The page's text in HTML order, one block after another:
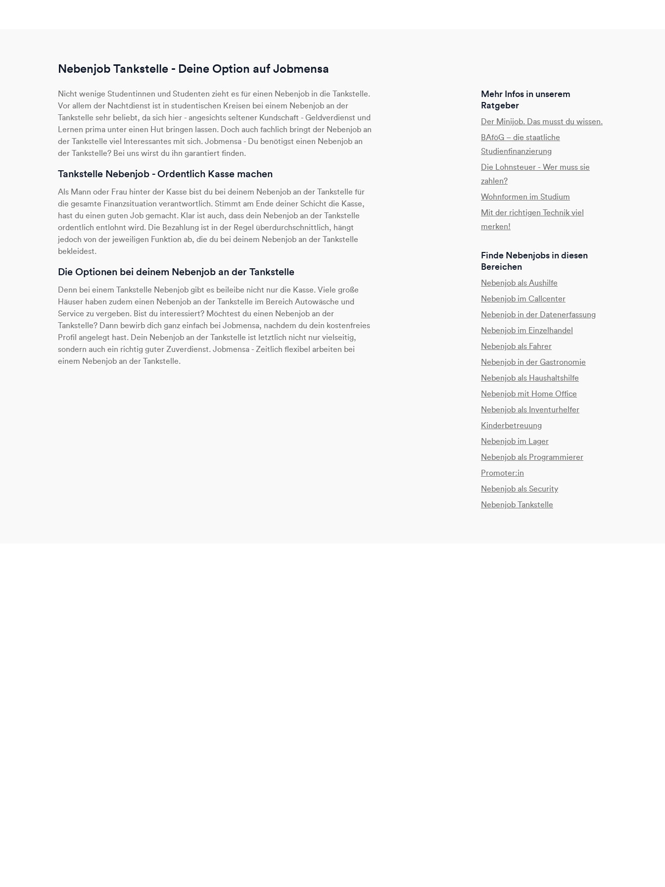
Nebenjob Tankstelle - Deine Option auf Jobmensa
Nicht wenige Studentinnen und Studenten zieht es für einen Nebenjob in die Tankstelle.
Vor allem der Nachtdienst ist in studentischen Kreisen bei einem Nebenjob an der
Tankstelle sehr beliebt, da sich hier - angesichts seltener Kundschaft - Geldverdienst und
Lernen prima unter einen Hut bringen lassen. Doch auch fachlich bringt der Nebenjob an
der Tankstelle viel Interessantes mit sich. Jobmensa - Du benötigst einen Nebenjob an
der Tankstelle? Bei uns wirst du ihn garantiert finden.
Tankstelle Nebenjob - Ordentlich Kasse machen
Als Mann oder Frau hinter der Kasse bist du bei deinem Nebenjob an der Tankstelle für
die gesamte Finanzsituation verantwortlich. Stimmt am Ende deiner Schicht die Kasse,
hast du einen guten Job gemacht. Klar ist auch, dass dein Nebenjob an der Tankstelle
ordentlich entlohnt wird. Die Bezahlung ist in der Regel überdurchschnittlich, hängt
jedoch von der jeweiligen Funktion ab, die du bei deinem Nebenjob an der Tankstelle
bekleidest.
Die Optionen bei deinem Nebenjob an der Tankstelle
Denn bei einem Tankstelle Nebenjob gibt es beileibe nicht nur die Kasse. Viele große
Häuser haben zudem einen Nebenjob an der Tankstelle im Bereich Autowäsche und
Service zu vergeben. Bist du interessiert? Möchtest du einen Nebenjob an der
Tankstelle? Dann bewirb dich ganz einfach bei Jobmensa, nachdem du dein kostenfreies
Profil angelegt hast. Dein Nebenjob an der Tankstelle ist letztlich nicht nur vielseitig,
sondern auch ein richtig guter Zuverdienst. Jobmensa - Zeitlich flexibel arbeiten bei
einem Nebenjob an der Tankstelle.
Mehr Infos in unserem
Ratgeber
Der Minijob. Das musst du wissen.
BAföG – die staatliche
Studienfinanzierung
Die Lohnsteuer - Wer muss sie
zahlen?
Wohnformen im Studium
Mit der richtigen Technik viel
merken!
Finde Nebenjobs in diesen
Bereichen
Nebenjob als Aushilfe
Nebenjob im Callcenter
Nebenjob in der Datenerfassung
Nebenjob im Einzelhandel
Nebenjob als Fahrer
Nebenjob in der Gastronomie
Nebenjob als Haushaltshilfe
Nebenjob mit Home Office
Nebenjob als Inventurhelfer
Kinderbetreuung
Nebenjob im Lager
Nebenjob als Programmierer
Promoter:in
Nebenjob als Security
Nebenjob Tankstelle